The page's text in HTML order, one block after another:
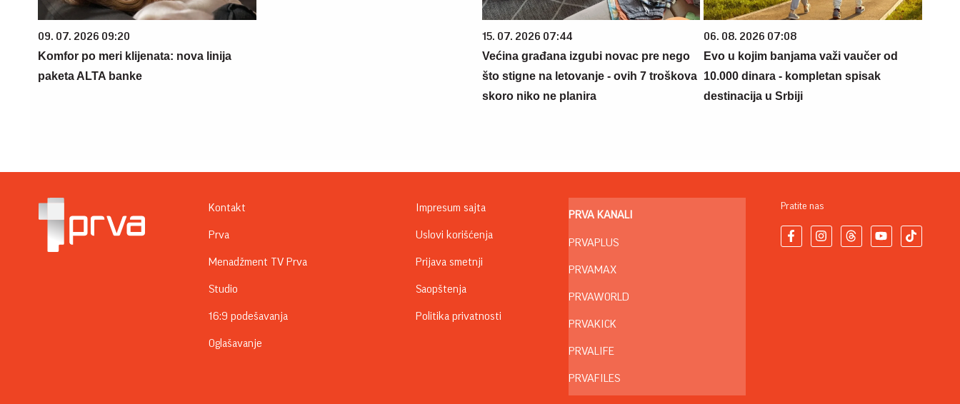
09. 07. 2026 09:20
Komfor po meri klijenata: nova linija
paketa ALTA banke
15. 07. 2026 07:44
Većina građana izgubi novac pre nego
što stigne na letovanje - ovih 7 troškova
skoro niko ne planira
06. 08. 2026 07:08
Evo u kojim banjama važi vaučer od
10.000 dinara - kompletan spisak
destinacija u Srbiji
Kontakt
Prva
Menadžment TV Prva
Studio
16:9 podešavanja
Oglašavanje
Impresum sajta
Uslovi korišćenja
Prijava smetnji
Saopštenja
Politika privatnosti
PRVA KANALI
PRVAPLUS
PRVAMAX
PRVAWORLD
PRVAKICK
PRVALIFE
PRVAFILES
Pratite nas